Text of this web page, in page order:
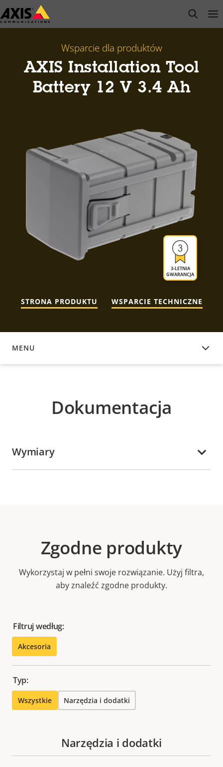
Przejdź
do
open
Wsparcie dla produktów
AXIS Installation Tool
Battery 12 V 3.4 Ah
3-LETNIA
GWARANCJA
STRONA PRODUKTU WSPARCIE TECHNICZNE
MENU
DOKUMENTACJA
Dokumentacja
Wymiary
Zgodne produkty
Wykorzystaj w pełni swoje rozwiązanie. Użyj filtra,
aby znaleźć zgodne produkty.
Filtruj według:
Akcesoria
Typ:
Wszystkie Narzędzia i dodatki
Narzędzia i dodatki